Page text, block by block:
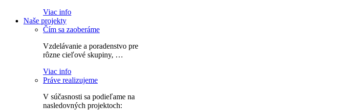
Viac info
Naše projekty
Čím sa zaoberáme
Vzdelávanie a poradenstvo pre
rôzne cieľové skupiny, …
Viac info
Práve realizujeme
V súčasnosti sa podieľame na
nasledovných projektoch: